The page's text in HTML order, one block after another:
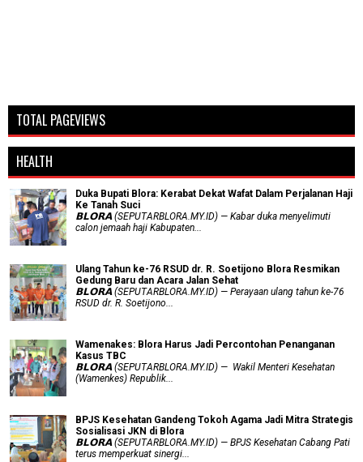
TOTAL PAGEVIEWS
HEALTH
Duka Bupati Blora: Kerabat Dekat Wafat Dalam Perjalanan Haji
Ke Tanah Suci
𝗕𝗟𝗢𝗥𝗔 (SEPUTARBLORA.MY.ID) — Kabar duka menyelimuti
calon jemaah haji Kabupaten...
Ulang Tahun ke-76 RSUD dr. R. Soetijono Blora Resmikan
Gedung Baru dan Acara Jalan Sehat
𝗕𝗟𝗢𝗥𝗔 (SEPUTARBLORA.MY.ID) — Perayaan ulang tahun ke-76
RSUD dr. R. Soetijono...
Wamenakes: Blora Harus Jadi Percontohan Penanganan
Kasus TBC
𝗕𝗟𝗢𝗥𝗔 (SEPUTARBLORA.MY.ID) — Wakil Menteri Kesehatan
(Wamenkes) Republik...
BPJS Kesehatan Gandeng Tokoh Agama Jadi Mitra Strategis
Sosialisasi JKN di Blora
𝗕𝗟𝗢𝗥𝗔 (SEPUTARBLORA.MY.ID) — BPJS Kesehatan Cabang Pati
terus memperkuat sinergi...